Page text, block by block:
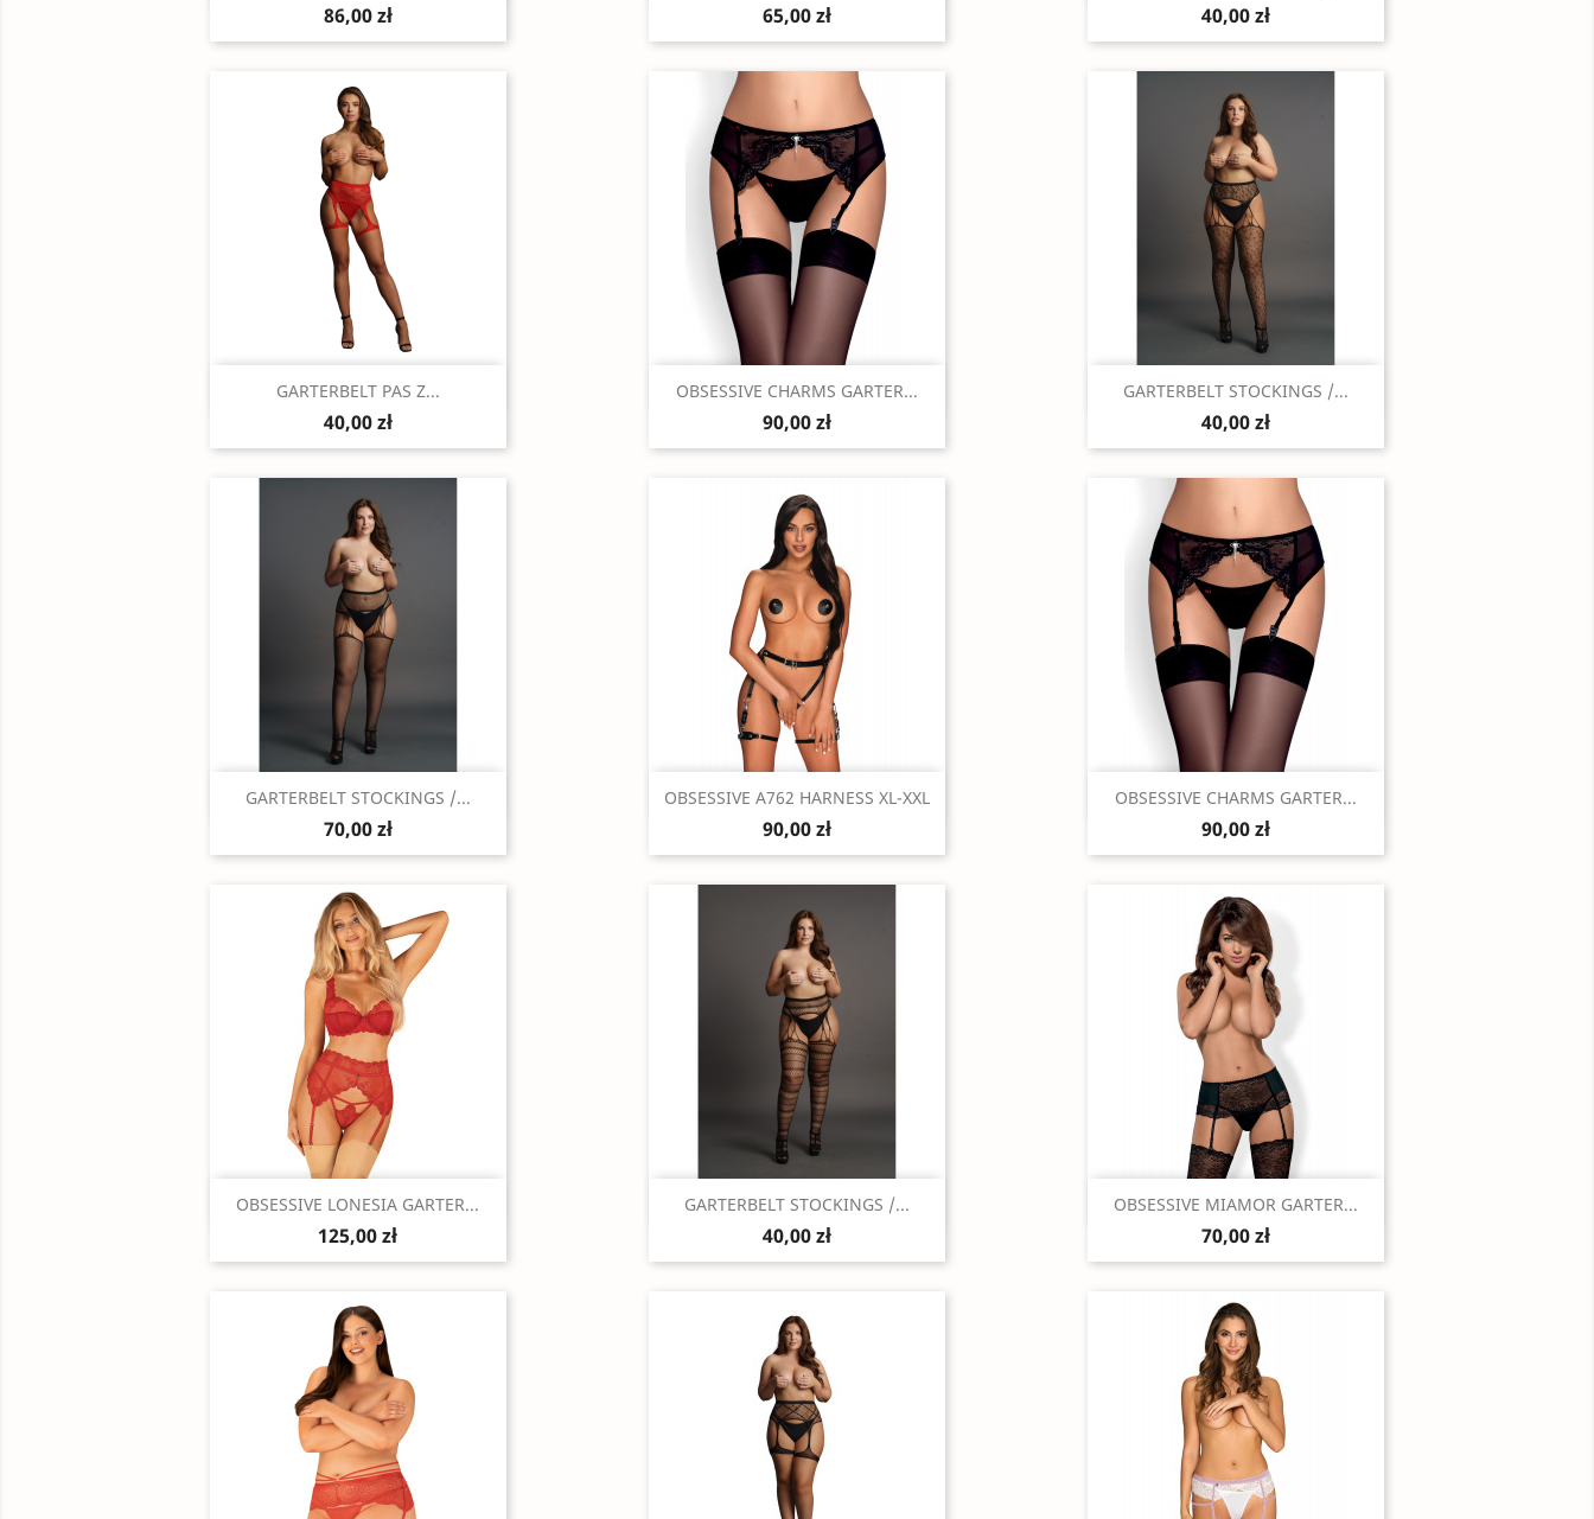
86,00 zł 65,00 zł 40,00 zł
Szybki podgląd
GARTERBELT PAS Z...
40,00 zł
Szybki podgląd
OBSESSIVE CHARMS GARTER...
90,00 zł
Szybki podgląd
GARTERBELT STOCKINGS /...
40,00 zł
Szybki podgląd
GARTERBELT STOCKINGS /...
70,00 zł
Szybki podgląd
OBSESSIVE A762 HARNESS XL-XXL
90,00 zł
Szybki podgląd
OBSESSIVE CHARMS GARTER...
90,00 zł
Szybki podgląd
OBSESSIVE LONESIA GARTER...
125,00 zł
Szybki podgląd
GARTERBELT STOCKINGS /...
40,00 zł
Szybki podgląd
OBSESSIVE MIAMOR GARTER...
70,00 zł